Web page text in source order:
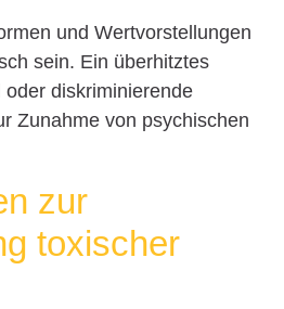
und Wertvorstellungen
sein. Ein überhitztes
diskriminierende
Zunahme von psychischen
zur
toxischer